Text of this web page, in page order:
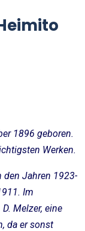
1896 geboren.
Werken.
den Jahren 1923-
Im
Melzer, eine
da er sonst